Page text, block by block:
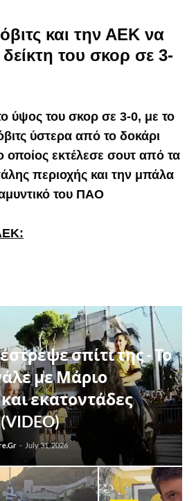
και την ΑΕΚ να
δείκτη του σκορ σε 3-
ύψος του σκορ σε 3-0, με το
ύστερα από το δοκάρι
οποίος εκτέλεσε σουτ από τα
περιοχής και την μπάλα
του ΠΑΟ
σπίτι της - Το
με Μάριο
εκατοντάδες
- July 31, 2026